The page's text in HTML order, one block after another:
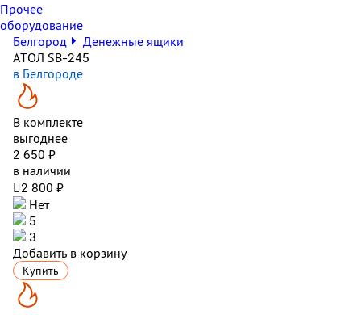
Прочее
оборудование
Белгород
Денежные ящики
АТОЛ SB-245
в Белгороде
В комплекте
выгоднее
2 650 ₽
в наличии
2 800 ₽
Нет
5
3
Добавить в корзину
Купить